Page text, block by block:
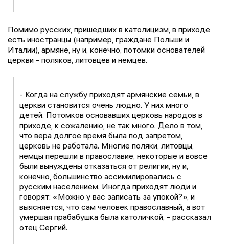
Помимо русских, пришедших в католицизм, в приходе
есть иностранцы (например, граждане Польши и
Италии), армяне, ну и, конечно, потомки основателей
церкви - поляков, литовцев и немцев.
- Когда на службу приходят армянские семьи, в
церкви становится очень людно. У них много
детей. Потомков основавших церковь народов в
приходе, к сожалению, не так много. Дело в том,
что вера долгое время была под запретом,
церковь не работала. Многие поляки, литовцы,
немцы перешли в православие, некоторые и вовсе
были вынуждены отказаться от религии, ну и,
конечно, большинство ассимилировались с
русским населением. Иногда приходят люди и
говорят: «Можно у вас записать за упокой?», и
выясняется, что сам человек православный, а вот
умершая прабабушка была католичкой, - рассказал
отец Сергий.